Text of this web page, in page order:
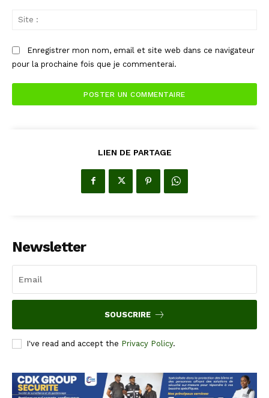
Enregistrer mon nom, email et site web dans ce navigateur
pour la prochaine fois que je commenterai.
LIEN DE PARTAGE
Newsletter
SOUSCRIRE
I've read and accept the Privacy Policy.